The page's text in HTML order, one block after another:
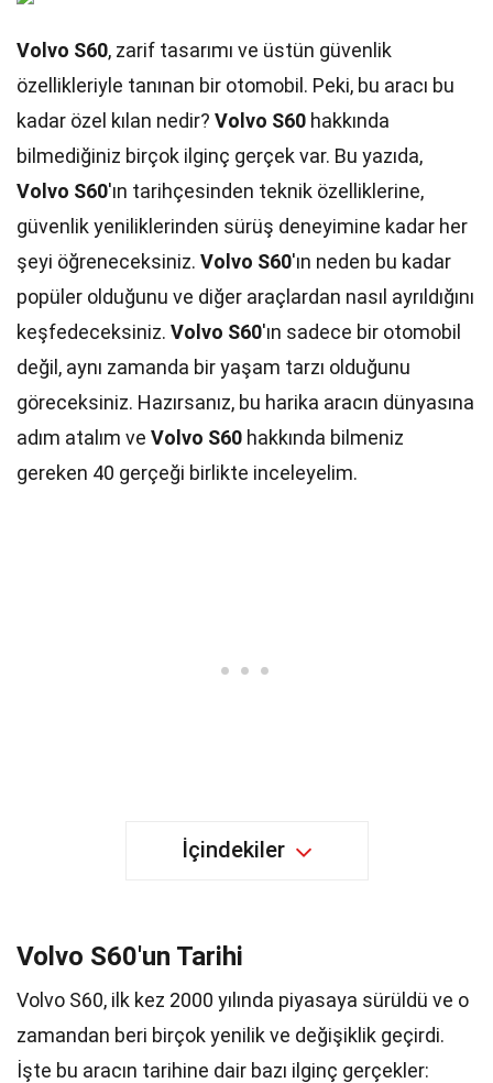
Volvo S60, zarif tasarımı ve üstün güvenlik
özellikleriyle tanınan bir otomobil. Peki, bu aracı bu
kadar özel kılan nedir? Volvo S60 hakkında
bilmediğiniz birçok ilginç gerçek var. Bu yazıda,
Volvo S60'ın tarihçesinden teknik özelliklerine,
güvenlik yeniliklerinden sürüş deneyimine kadar her
şeyi öğreneceksiniz. Volvo S60'ın neden bu kadar
popüler olduğunu ve diğer araçlardan nasıl ayrıldığını
keşfedeceksiniz. Volvo S60'ın sadece bir otomobil
değil, aynı zamanda bir yaşam tarzı olduğunu
göreceksiniz. Hazırsanız, bu harika aracın dünyasına
adım atalım ve Volvo S60 hakkında bilmeniz
gereken 40 gerçeği birlikte inceleyelim.
İçindekiler
Volvo S60'un Tarihi
Volvo S60, ilk kez 2000 yılında piyasaya sürüldü ve o
zamandan beri birçok yenilik ve değişiklik geçirdi.
İşte bu aracın tarihine dair bazı ilginç gerçekler: